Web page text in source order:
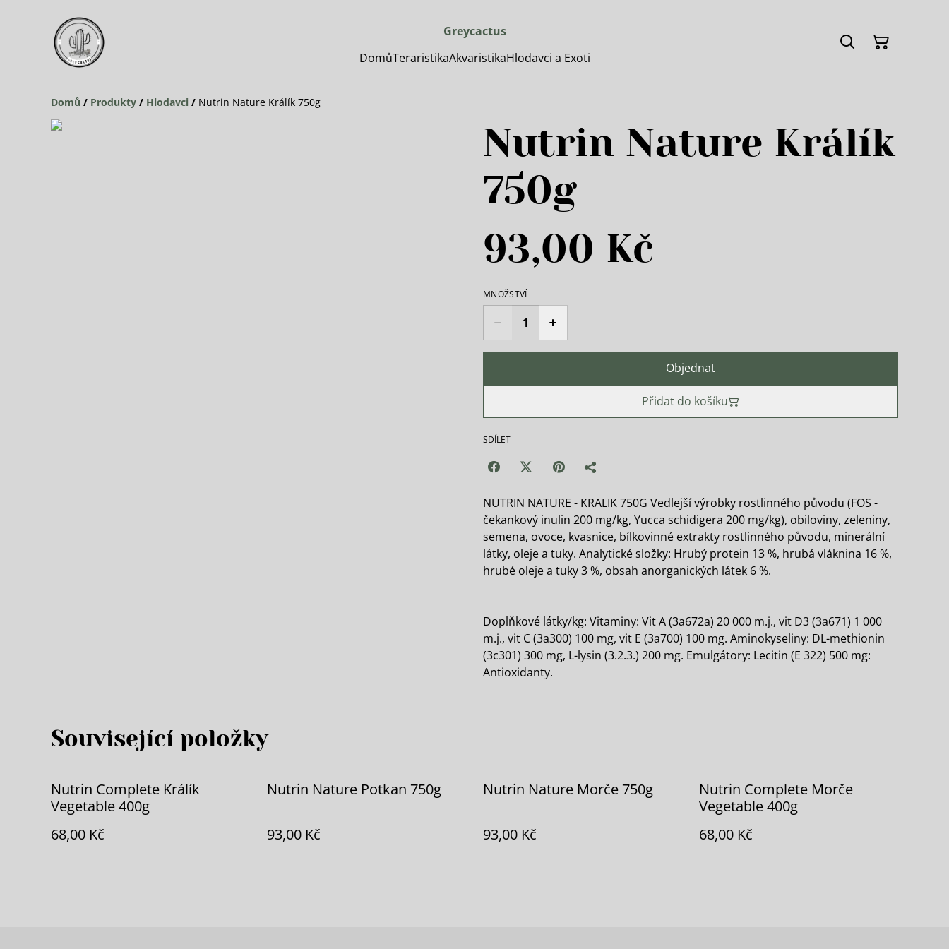
Greycactus
DomůTeraristikaAkvaristikaHlodavci a Exoti
Domů / Produkty / Hlodavci / Nutrin Nature Králík 750g
Nutrin Nature Králík
750g
93,00 Kč
MNOŽSTVÍ
Objednat
Přidat do košíku
SDÍLET
NUTRIN NATURE - KRALIK 750G Vedlejší výrobky rostlinného původu (FOS -
čekankový inulin 200 mg/kg, Yucca schidigera 200 mg/kg), obiloviny, zeleniny,
semena, ovoce, kvasnice, bílkovinné extrakty rostlinného původu, minerální
látky, oleje a tuky. Analytické složky: Hrubý protein 13 %, hrubá vláknina 16 %,
hrubé oleje a tuky 3 %, obsah anorganických látek 6 %.
Doplňkové látky/kg: Vitaminy: Vit A (3a672a) 20 000 m.j., vit D3 (3a671) 1 000
m.j., vit C (3a300) 100 mg, vit E (3a700) 100 mg. Aminokyseliny: DL-methionin
(3c301) 300 mg, L-lysin (3.2.3.) 200 mg. Emulgátory: Lecitin (E 322) 500 mg:
Antioxidanty.
Související položky
Nutrin Complete Králík
Vegetable 400g
68,00 Kč
Nutrin Nature Potkan 750g
93,00 Kč
Nutrin Nature Morče 750g
93,00 Kč
Nutrin Complete Morče
Vegetable 400g
68,00 Kč